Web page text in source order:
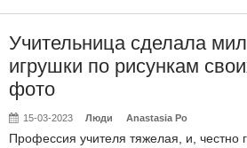
Учительница сделала
игрушки по рисункам
фото
15-03-2023 Люди Anastasia Po
Профессия учителя тяжелая, и, честно